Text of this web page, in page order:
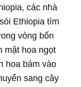
các nhà
Ethiopia tìm
vòng bốn
mật hoa ngọt
hoa bám vào
sang cây